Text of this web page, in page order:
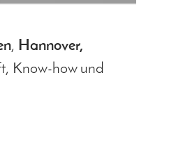
, Hannover,
Know-how und